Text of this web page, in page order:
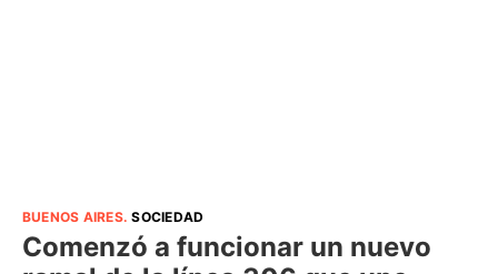
BUENOS AIRES.SOCIEDAD
Comenzó a funcionar un nuevo